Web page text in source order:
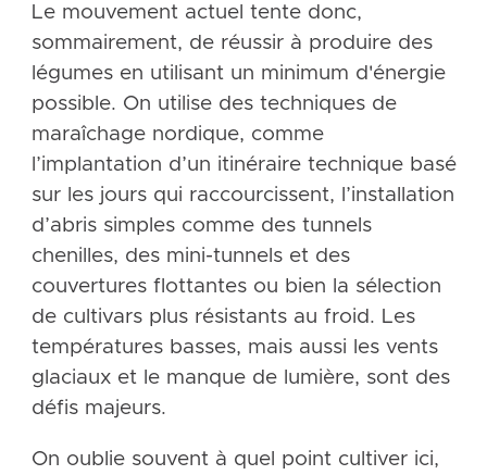
Le mouvement actuel tente donc,
sommairement, de réussir à produire des
légumes en utilisant un minimum d'énergie
possible. On utilise des techniques de
maraîchage nordique, comme
l’implantation d’un itinéraire technique basé
sur les jours qui raccourcissent, l’installation
d’abris simples comme des tunnels
chenilles, des mini-tunnels et des
couvertures flottantes ou bien la sélection
de cultivars plus résistants au froid. Les
températures basses, mais aussi les vents
glaciaux et le manque de lumière, sont des
défis majeurs.
On oublie souvent à quel point cultiver ici,